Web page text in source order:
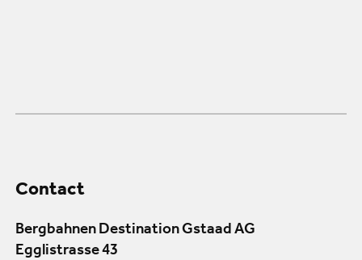
Contact
Bergbahnen Destination Gstaad AG
Egglistrasse 43